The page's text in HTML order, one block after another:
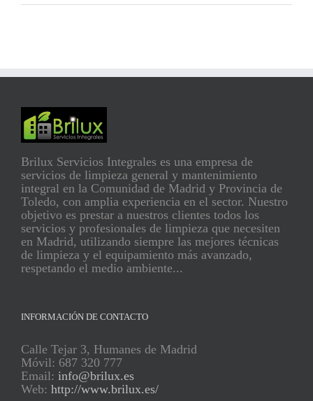
Brilux Servicios Integrales es una empresa de
servicios de limpieza general y mantenimiento
integral en la Comunidad de Madrid y Provincia de
Toledo, con amplia experiencia en el sector. Nuestro
objetivo es prestar a nuestros clientes todos los
servicios y profesionales de limpieza que necesiten
en Madrid, utilizando siempre las mejores técnicas
de limpieza y el equipamiento más avanzado,
respetando el medio ambiente...
INFORMACIÓN DE CONTACTO
Calle Tejar 3, Humanes de Madrid
Móvil: 687 320 777
Email: info@brilux.es
Web: http://www.brilux.es/